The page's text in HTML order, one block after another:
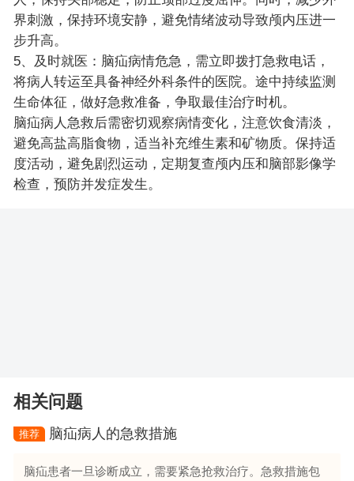
界刺激，保持环境安静，避免情绪波动导致颅内压进一
步升高。
5、及时就医：脑疝病情危急，需立即拨打急救电话，
将病人转运至具备神经外科条件的医院。途中持续监测
生命体征，做好急救准备，争取最佳治疗时机。
脑疝病人急救后需密切观察病情变化，注意饮食清淡，
避免高盐高脂食物，适当补充维生素和矿物质。保持适
度活动，避免剧烈运动，定期复查颅内压和脑部影像学
检查，预防并发症发生。
相关问题
推荐 脑疝病人的急救措施
脑疝患者一旦诊断成立，需要紧急抢救治疗。急救措施包